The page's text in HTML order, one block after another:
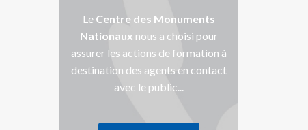
Le Centre des Monuments
Nationaux nous a choisi pour
assurer les actions de formation à
destination des agents en contact
avec le public...